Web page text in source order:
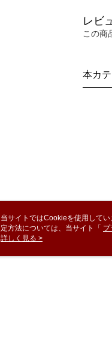
レビ
この商
本カ
当サイトではCookieを使用して
定方法については、当サイト「 プ
き使用される場合、当社がサイ
詳しく見る >